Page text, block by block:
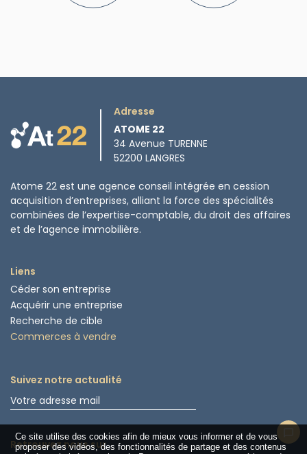
Adresse
ATOME 22
34 Avenue TURENNE
52200 LANGRES
Atome 22 est une agence conseil intégrée en cession
acquisition d’entreprises, alliant la force des spécialités
combinées de l’expertise-comptable, du droit des affaires
et de l’agence immobilière.
Liens
Céder son entreprise
Acquérir une entreprise
Recherche de cible
Commerces à vendre
Suivez notre actualité
Retrouvez nous sur
Ce site utilise des cookies afin de mieux vous informer et de vous
proposer des vidéos, des fonctionnalités de partage et des contenus